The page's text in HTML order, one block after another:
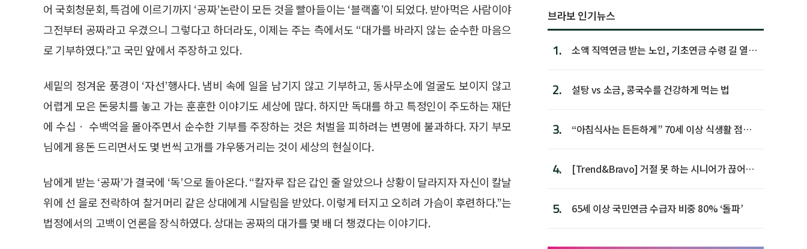
어 국회청문회, 특검에 이르기까지 ‘공짜’논란이 모든 것을 빨아들이는 ‘블랙홀’이 되었다. 받아먹은 사람이야
그전부터 공짜라고 우겼으니 그렇다고 하더라도, 이제는 주는 측에서도 “대가를 바라지 않는 순수한 마음으
로 기부하였다.”고 국민 앞에서 주장하고 있다.
세밑의 정겨운 풍경이 ‘자선’행사다. 냄비 속에 일을 남기지 않고 기부하고, 동사무소에 얼굴도 보이지 않고
어렵게 모은 돈뭉치를 놓고 가는 훈훈한 이야기도 세상에 많다. 하지만 독대를 하고 특정인이 주도하는 재단
에 수십ㆍ 수백억을 몰아주면서 순수한 기부를 주장하는 것은 처벌을 피하려는 변명에 불과하다. 자기 부모
님에게 용돈 드리면서도 몇 번씩 고개를 갸우뚱거리는 것이 세상의 현실이다.
남에게 받는 ‘공짜’가 결국에 ‘독’으로 돌아온다. “칼자루 잡은 갑인 줄 알았으나 상황이 달라지자 자신이 칼날
위에 선 을로 전락하여 찰거머리 같은 상대에게 시달림을 받았다. 이렇게 터지고 오히려 가슴이 후련하다.”는
법정에서의 고백이 언론을 장식하였다. 상대는 공짜의 대가를 몇 배 더 챙겼다는 이야기다.
브라보 인기뉴스
1.
소액 직역연금 받는 노인, 기초연금 수령 길 열린
2. 설탕 vs 소금, 콩국수를 건강하게 먹는 법
3.
“아침식사는 든든하게” 70세 이상 식생활 점수
4.
[Trend&Bravo] 거절 못 하는 시니어가 끊어야
5. 65세 이상 국민연금 수급자 비중 80% ‘돌파’